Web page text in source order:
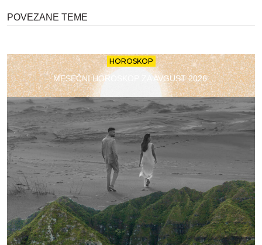
POVEZANE TEME
HOROSKOP
MESEČNI HOROSKOP ZA AVGUST 2026.